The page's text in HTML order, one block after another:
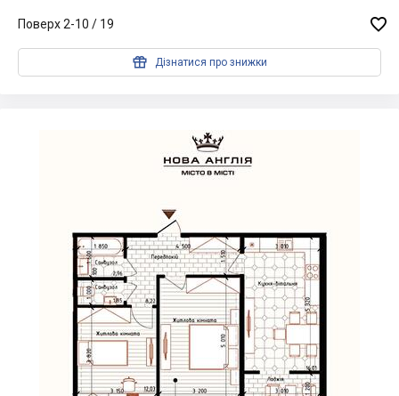
Поверх 2-10 / 19 
 Дізнатися про знижки